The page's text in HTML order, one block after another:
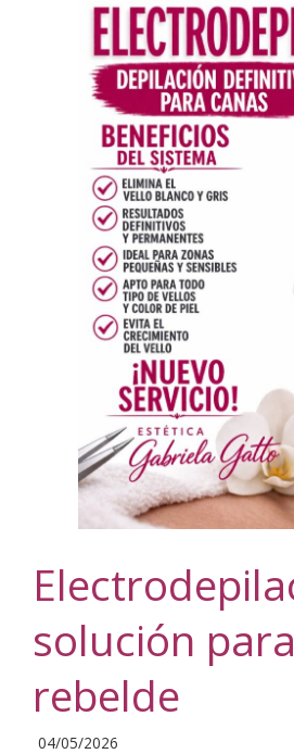
solución
rebelde
2026-
04/05/2026